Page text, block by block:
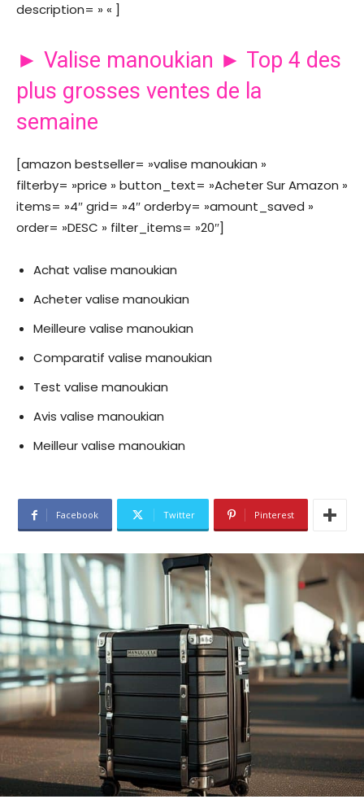
description= » « ]
► Valise manoukian ► Top 4 des
plus grosses ventes de la
semaine
[amazon bestseller= »valise manoukian »
filterby= »price » button_text= »Acheter Sur Amazon »
items= »4″ grid= »4″ orderby= »amount_saved »
order= »DESC » filter_items= »20″]
Achat valise manoukian
Acheter valise manoukian
Meilleure valise manoukian
Comparatif valise manoukian
Test valise manoukian
Avis valise manoukian
Meilleur valise manoukian
Facebook Twitter Pinterest